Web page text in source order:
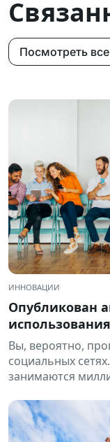
Посмотреть
ИННОВАЦИИ
Опубликован
Вы, вероятно,
социальных
занимаются